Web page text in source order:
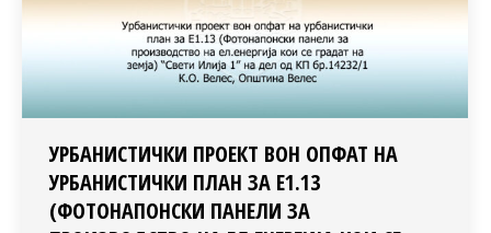
УРБАНИСТИЧКИ ПРОЕКТ ВОН ОПФАТ НА
УРБАНИСТИЧКИ ПЛАН ЗА Е1.13
(ФОТОНАПОНСКИ ПАНЕЛИ ЗА